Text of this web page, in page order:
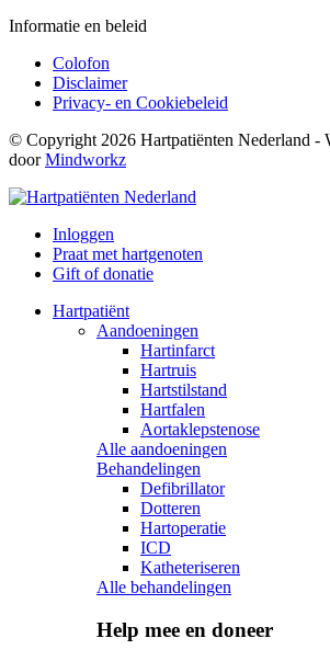
Informatie en beleid
Colofon
Disclaimer
Privacy- en Cookiebeleid
© Copyright 2026 Hartpatiënten Nederland -
doorMindworkz
Inloggen
Praat met hartgenoten
Gift of donatie
Hartpatiënt
Aandoeningen
Hartinfarct
Hartruis
Hartstilstand
Hartfalen
Aortaklepstenose
Alle aandoeningen
Behandelingen
Defibrillator
Dotteren
Hartoperatie
ICD
Katheteriseren
Alle behandelingen
Help mee en doneer